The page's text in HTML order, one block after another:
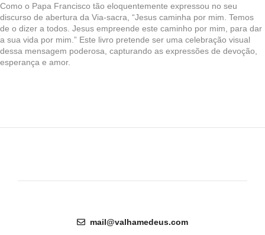
Como o Papa Francisco tão eloquentemente expressou no seu
discurso de abertura da Via-sacra, “Jesus caminha por mim. Temos
de o dizer a todos. Jesus empreende este caminho por mim, para dar
a sua vida por mim.” Este livro pretende ser uma celebração visual
dessa mensagem poderosa, capturando as expressões de devoção,
esperança e amor.
mail@valhamedeus.com